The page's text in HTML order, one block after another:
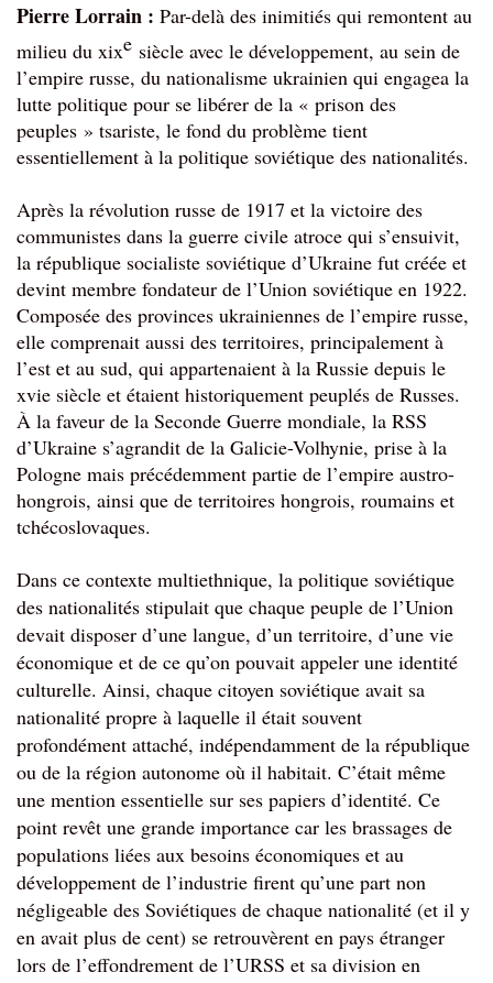
Pierre Lorrain : Par-delà des inimitiés qui remontent au
milieu du xixe siècle avec le développement, au sein de
l’empire russe, du nationalisme ukrainien qui engagea la
lutte politique pour se libérer de la « prison des
peuples » tsariste, le fond du problème tient
essentiellement à la politique soviétique des nationalités.
Après la révolution russe de 1917 et la victoire des
communistes dans la guerre civile atroce qui s’ensuivit,
la république socialiste soviétique d’Ukraine fut créée et
devint membre fondateur de l’Union soviétique en 1922.
Composée des provinces ukrainiennes de l’empire russe,
elle comprenait aussi des territoires, principalement à
l’est et au sud, qui appartenaient à la Russie depuis le
xvie siècle et étaient historiquement peuplés de Russes.
À la faveur de la Seconde Guerre mondiale, la RSS
d’Ukraine s’agrandit de la Galicie-Volhynie, prise à la
Pologne mais précédemment partie de l’empire austro-
hongrois, ainsi que de territoires hongrois, roumains et
tchécoslovaques.
Dans ce contexte multiethnique, la politique soviétique
des nationalités stipulait que chaque peuple de l’Union
devait disposer d’une langue, d’un territoire, d’une vie
économique et de ce qu’on pouvait appeler une identité
culturelle. Ainsi, chaque citoyen soviétique avait sa
nationalité propre à laquelle il était souvent
profondément attaché, indépendamment de la république
ou de la région autonome où il habitait. C’était même
une mention essentielle sur ses papiers d’identité. Ce
point revêt une grande importance car les brassages de
populations liées aux besoins économiques et au
développement de l’industrie firent qu’une part non
négligeable des Soviétiques de chaque nationalité (et il y
en avait plus de cent) se retrouvèrent en pays étranger
lors de l’effondrement de l’URSS et sa division en